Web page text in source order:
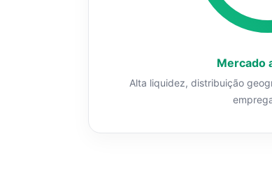
Mercado
Alta liquidez, distribuição